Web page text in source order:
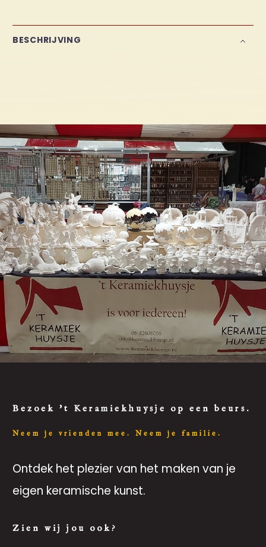
BESCHRIJVING
Bezoek 't Keramiekhuysje op een beurs.
Neem je vrienden mee. Neem je familie.
Ontdek het plezier van het maken van je
eigen keramische kunst.
Zien wij jou ook?